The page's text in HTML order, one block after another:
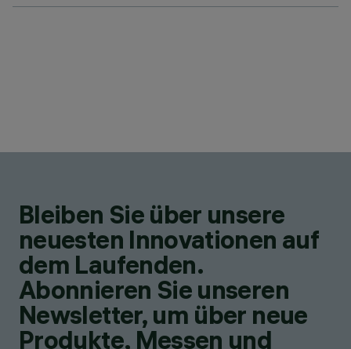
Bleiben Sie über unsere
neuesten Innovationen auf
dem Laufenden.
Abonnieren Sie unseren
Newsletter, um über neue
Produkte, Messen und